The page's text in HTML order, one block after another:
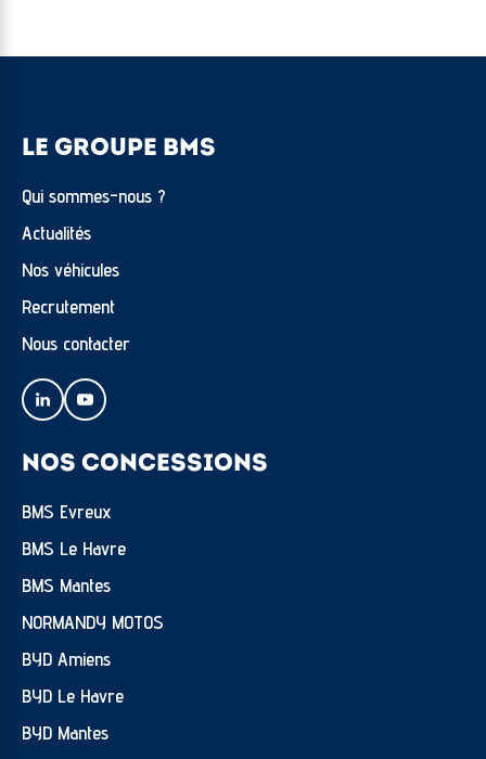
LE GROUPE BMS
Qui sommes-nous ?
Actualités
Nos véhicules
Recrutement
Nous contacter
NOS CONCESSIONS
BMS Evreux
BMS Le Havre
BMS Mantes
NORMANDY MOTOS
BYD Amiens
BYD Le Havre
BYD Mantes